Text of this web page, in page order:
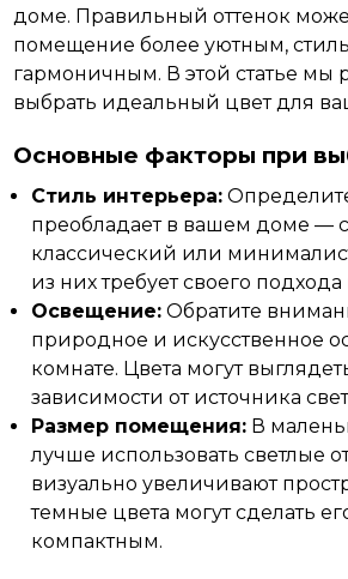
доме. Правильный оттенок
помещение более уютным,
гармоничным. В этой статье мы
выбрать идеальный цвет для
Основные факторы при
Стиль интерьера:
преобладает в вашем доме —
классический или
из них требует своего подхода
Освещение: Обратите
природное и искусственное
комнате. Цвета могут
зависимости от источника
Размер помещения: В
лучше использовать светлые
визуально увеличивают
темные цвета могут сделать
компактным.